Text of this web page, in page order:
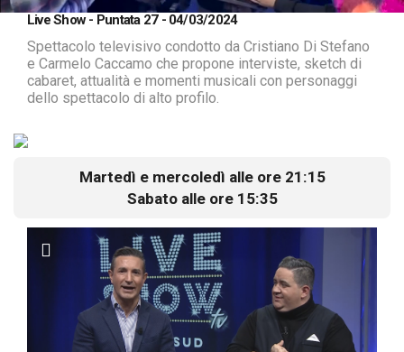
Unmute Loaded
0.63%
Live Show - Puntata 27 - 04/03/2024
Spettacolo televisivo condotto da Cristiano Di Stefano
e Carmelo Caccamo che propone interviste, sketch di
cabaret, attualità e momenti musicali con personaggi
dello spettacolo di alto profilo.
Martedì e mercoledì alle ore 21:15
Sabato alle ore 15:35